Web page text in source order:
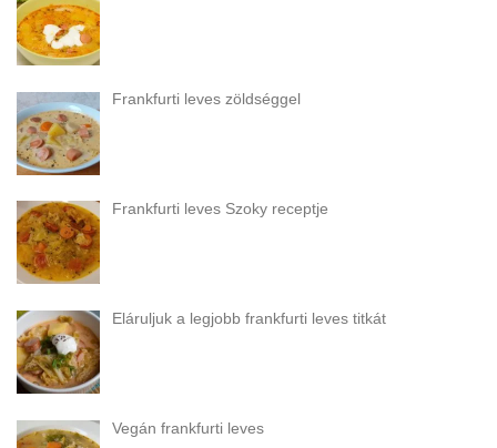
Frankfurti leves zöldséggel
Frankfurti leves Szoky receptje
Eláruljuk a legjobb frankfurti leves titkát
Vegán frankfurti leves